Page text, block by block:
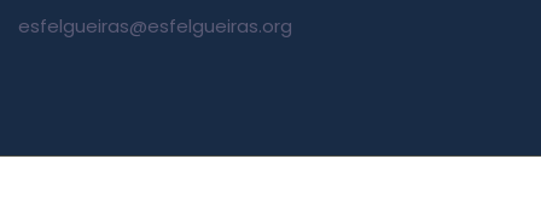
esfelgueiras@esfelgueiras.org